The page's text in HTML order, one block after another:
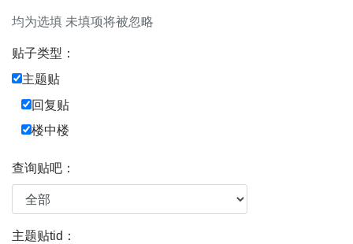
均为选填 未填项将被忽略
贴子类型：
主题贴
回复贴
楼中楼
查询贴吧：
主题贴tid：